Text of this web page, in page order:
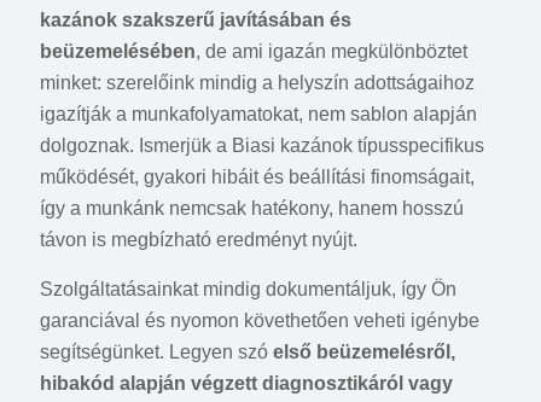
kazánok szakszerű javításában és
beüzemelésében, de ami igazán megkülönböztet
minket: szerelőink mindig a helyszín adottságaihoz
igazítják a munkafolyamatokat, nem sablon alapján
dolgoznak. Ismerjük a Biasi kazánok típusspecifikus
működését, gyakori hibáit és beállítási finomságait,
így a munkánk nemcsak hatékony, hanem hosszú
távon is megbízható eredményt nyújt.
Szolgáltatásainkat mindig dokumentáljuk, így Ön
garanciával és nyomon követhetően veheti igénybe
segítségünket. Legyen szó első beüzemelésről,
hibakód alapján végzett diagnosztikáról vagy